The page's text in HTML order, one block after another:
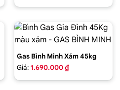
Gas Bình Minh Xám 45kg
Giá: 1.690.000 ₫